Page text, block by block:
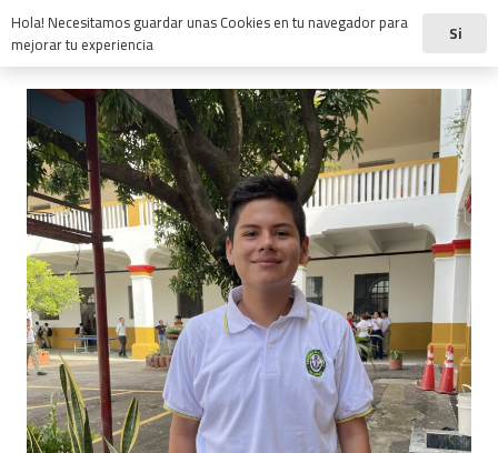
Hola! Necesitamos guardar unas Cookies en tu navegador para
mejorar tu experiencia
Si